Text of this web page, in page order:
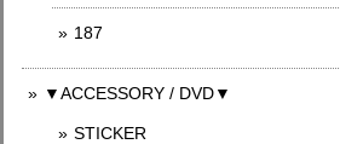
187
▼ACCESSORY / DVD▼
STICKER